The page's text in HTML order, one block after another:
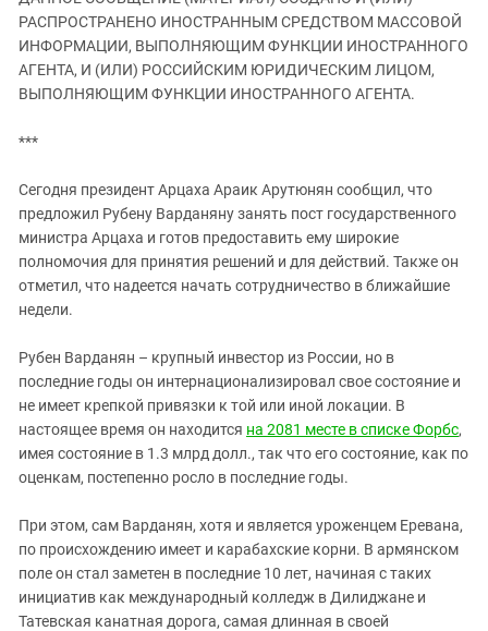
ЗАСТАВЛЯЕТ
КАВКАЗ ЗА ПАЛЕСТИНУ
ПРЕСЛЕДОВАНИЕ АКТИВИСТОВ
Дагестан
Ингушетия
Кабардино-Балкария
Краснодарский край
Нагорный Карабах
Российская Федерация
Ростовская область
Северная Осетия - Алания
СКФО
Ставропольский край
Чечня
Южная Осетия
ЮФО
РАСПРОСТРАНЕНО ИНОСТРАННЫМ СРЕДСТВОМ МАССОВОЙ
ИНФОРМАЦИИ, ВЫПОЛНЯЮЩИМ ФУНКЦИИ ИНОСТРАННОГО
АГЕНТА, И (ИЛИ) РОССИЙСКИМ ЮРИДИЧЕСКИМ ЛИЦОМ,
ВЫПОЛНЯЮЩИМ ФУНКЦИИ ИНОСТРАННОГО АГЕНТА.
***
Сегодня президент Арцаха Араик Арутюнян сообщил, что
предложил Рубену Варданяну занять пост государственного
министра Арцаха и готов предоставить ему широкие
полномочия для принятия решений и для действий. Также он
отметил, что надеется начать сотрудничество в ближайшие
недели.
Рубен Варданян – крупный инвестор из России, но в
последние годы он интернационализировал свое состояние и
не имеет крепкой привязки к той или иной локации. В
настоящее время он находится на 2081 месте в списке Форбс,
имея состояние в 1.3 млрд долл., так что его состояние, как по
оценкам, постепенно росло в последние годы.
При этом, сам Варданян, хотя и является уроженцем Еревана,
по происхождению имеет и карабахские корни. В армянском
поле он стал заметен в последние 10 лет, начиная с таких
инициатив как международный колледж в Дилиджане и
Татевская канатная дорога, самая длинная в своей